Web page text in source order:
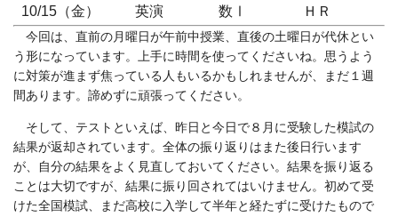
10/15（金）
英演 数Ⅰ ＨＲ
今回は、直前の月曜日が午前中授業、直後の土曜日が代休とい
う形になっています。上手に時間を使ってくださいね。思うよう
に対策が進まず焦っている人もいるかもしれませんが、まだ１週
間あります。諦めずに頑張ってください。
そして、テストといえば、昨日と今日で８月に受験した模試の
結果が返却されています。全体の振り返りはまた後日行います
が、自分の結果をよく見直しておいてください。結果を振り返る
ことは大切ですが、結果に振り回されてはいけません。初めて受
けた全国模試、まだ高校に入学して半年と経たずに受けたもので